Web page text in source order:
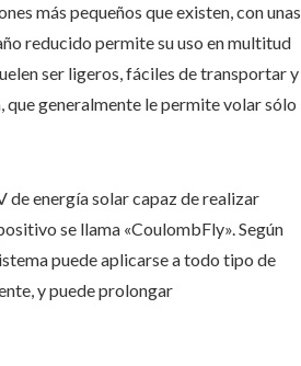
más pequeños que existen, con unas
reducido permite su uso en multitud
ser ligeros, fáciles de transportar y
que generalmente le permite volar sólo
de energía solar capaz de realizar
se llama «CoulombFly». Según
puede aplicarse a todo tipo de
y puede prolongar